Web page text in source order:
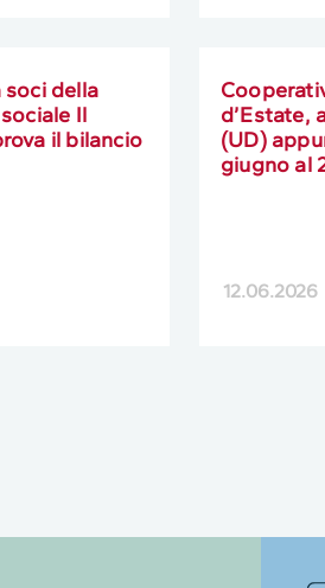
soci della
Il
il bilancio
d’Estate,
(UD)
giugno al
12.06.2026